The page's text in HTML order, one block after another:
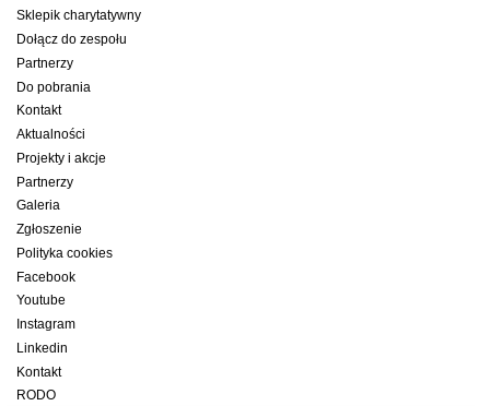
Sklepik charytatywny
Dołącz do zespołu
Partnerzy
Do pobrania
Kontakt
Aktualności
Projekty i akcje
Partnerzy
Galeria
Zgłoszenie
Polityka cookies
Facebook
Youtube
Instagram
Linkedin
Kontakt
RODO